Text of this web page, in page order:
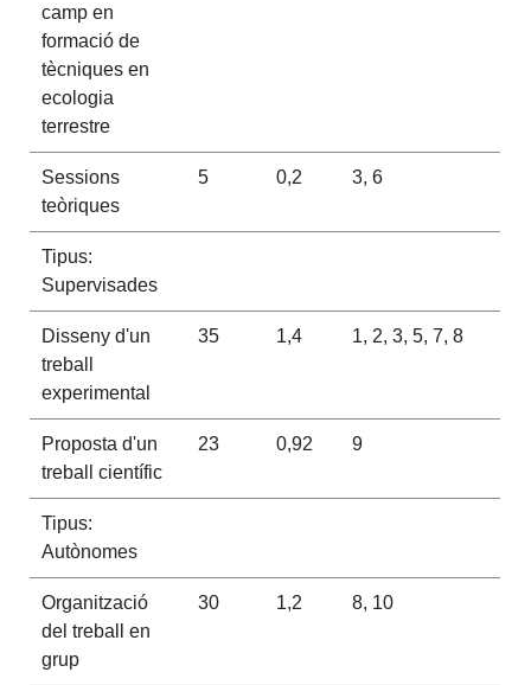
camp en
formació de
tècniques en
ecologia
terrestre
Sessions
teòriques
5 0,2 3, 6
Tipus:
Supervisades
Disseny d'un
treball
experimental
35 1,4 1, 2, 3, 5, 7, 8
Proposta d'un
treball científic
23 0,92 9
Tipus:
Autònomes
Organització
del treball en
grup
30 1,2 8, 10